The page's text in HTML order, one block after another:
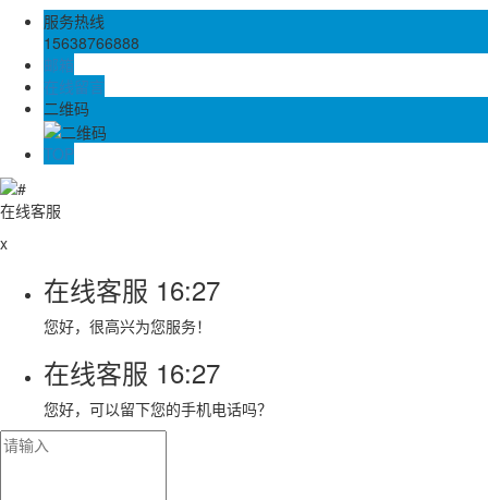
服务热线
15638766888
邮箱
在线留言
二维码
TOP
在线客服
x
在线客服 16:27
您好，很高兴为您服务！
在线客服 16:27
您好，可以留下您的手机电话吗？